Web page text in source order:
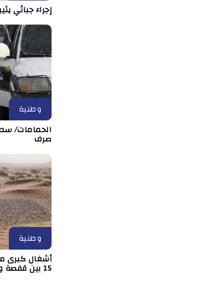
إجراء جبائي
وطنية
الحمامات/
صرف
وطنية
أشغال كبرى
15 بين قفصة والقصرين